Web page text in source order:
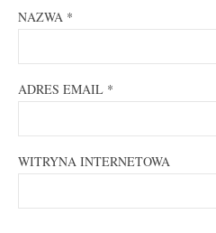
NAZWA *
ADRES EMAIL *
WITRYNA INTERNETOWA